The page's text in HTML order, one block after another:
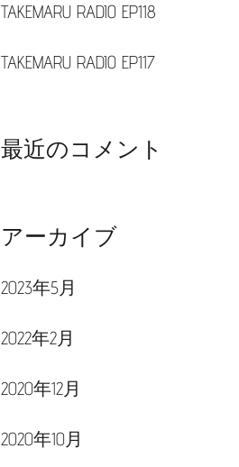
TAKEMARU RADIO EP118
TAKEMARU RADIO EP117
最近のコメント
アーカイブ
2023年5月
2022年2月
2020年12月
2020年10月